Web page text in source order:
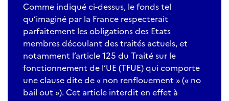
Comme indiqué ci-dessus, le fonds tel
qu’imaginé par la France respecterait
parfaitement les obligations des Etats
membres découlant des traités actuels, et
notamment l’article 125 du Traité sur le
fonctionnement de l’UE (TFUE) qui comporte
une clause dite de « non renflouement » (« no
bail out »). Cet article interdit en effet à